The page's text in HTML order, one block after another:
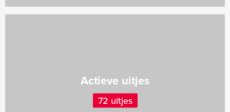
Actieve uitjes
72 uitjes